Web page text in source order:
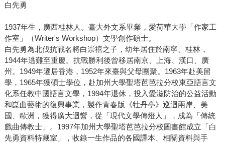
白先勇
1937年生，廣西桂林人。臺大外文系畢業，愛荷華大學「作家工
作室」（Writer's Workshop）文學創作碩士。
白先勇為北伐抗戰名將白崇禧之子，幼年居住於南寧、桂林，
1944年逃難至重慶。抗戰勝利後曾移居南京、上海、漢口、廣
州。1949年遷居香港，1952年來臺與父母團聚。1963年赴美留
學，1965年獲碩士學位，赴加州大學聖塔芭芭拉分校東亞語言文
化系任教中國語言文學，1994年退休，投入愛滋防治的公益活動
和崑曲藝術的復興事業，製作青春版《牡丹亭》巡迴兩岸、美
國、歐洲，獲得廣大迴響，從「現代文學傳燈人」，成為「傳統
戲曲傳教士」。1997年加州大學聖塔芭芭拉分校圖書館成立「白
先勇資料特藏室」，收錄一生作品的各國譯本、相關資料與手